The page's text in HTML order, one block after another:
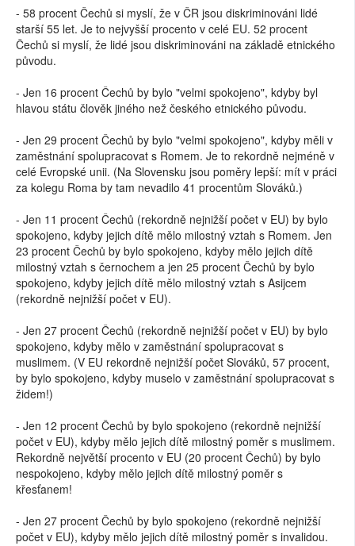
- 58 procent Čechů si myslí, že v ČR jsou diskriminováni lidé
starší 55 let. Je to nejvyšší procento v celé EU. 52 procent
Čechů si myslí, že lidé jsou diskriminováni na základě etnického
původu.
- Jen 16 procent Čechů by bylo "velmi spokojeno", kdyby byl
hlavou státu člověk jiného než českého etnického původu.
- Jen 29 procent Čechů by bylo "velmi spokojeno", kdyby měli v
zaměstnání spolupracovat s Romem. Je to rekordně nejméně v
celé Evropské unii. (Na Slovensku jsou poměry lepší: mít v práci
za kolegu Roma by tam nevadilo 41 procentům Slováků.)
- Jen 11 procent Čechů (rekordně nejnižší počet v EU) by bylo
spokojeno, kdyby jejich dítě mělo milostný vztah s Romem. Jen
23 procent Čechů by bylo spokojeno, kdyby mělo jejich dítě
milostný vztah s černochem a jen 25 procent Čechů by bylo
spokojeno, kdyby jejich dítě mělo milostný vztah s Asijcem
(rekordně nejnižší počet v EU).
- Jen 27 procent Čechů (rekordně nejnižší počet v EU) by bylo
spokojeno, kdyby mělo v zaměstnání spolupracovat s
muslimem. (V EU rekordně nejnižší počet Slováků, 57 procent,
by bylo spokojeno, kdyby muselo v zaměstnání spolupracovat s
židem!)
- Jen 12 procent Čechů by bylo spokojeno (rekordně nejnižší
počet v EU), kdyby mělo jejich dítě milostný poměr s muslimem.
Rekordně největší procento v EU (20 procent Čechů) by bylo
nespokojeno, kdyby mělo jejich dítě milostný poměr s
křesťanem!
- Jen 27 procent Čechů by bylo spokojeno (rekordně nejnižší
počet v EU), kdyby mělo jejich dítě milostný poměr s invalidou.